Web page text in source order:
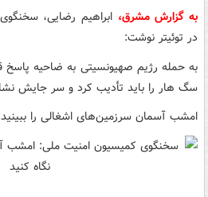
به گزارش مشرق، ابراهیم رضایی،
در توئیتر نوشت:
به حمله رژیم صهیونسیتی به ضاحیه پاسخ
سگ هار را باید تأدیب کرد و سر جایش
امشب آسمان سرزمین‌های اشغالی را